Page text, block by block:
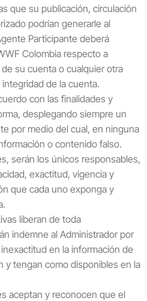
que su publicación, circulación
podrían generarle al
Participante deberá
Colombia respecto a
su cuenta o cualquier otra
de la cuenta.
con las finalidades y
desplegando siempre un
por medio del cual, en ninguna
o contenido falso.
serán los únicos responsables,
exactitud, vigencia y
que cada uno exponga y
liberan de toda
indemne al Administrador por
en la información de
y tengan como disponibles en la
aceptan y reconocen que el